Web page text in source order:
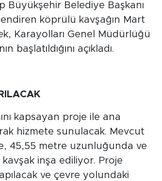
Büyükşehir Belediye Başkanı
köprülü kavşağın Mart
Karayolları Genel Müdürlüğü
başlatıldığını açıkladı.
kapsayan proje ile ana
hizmete sunulacak. Mevcut
45,55 metre uzunluğunda ve
inşa ediliyor. Proje
ve çevre yolundaki